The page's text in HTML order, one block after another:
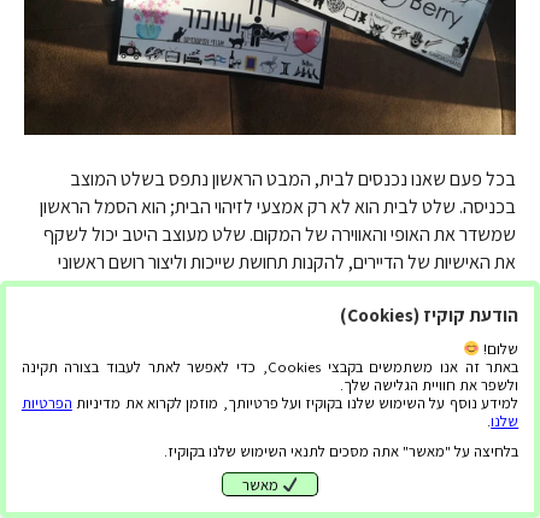
בכל פעם שאנו נכנסים לבית, המבט הראשון נתפס בשלט המוצב
בכניסה. שלט לבית הוא לא רק אמצעי לזיהוי הבית; הוא הסמל הראשון
שמשדר את האופי והאווירה של המקום. שלט מעוצב היטב יכול לשקף
את האישיות של הדיירים, להקנות תחושת שייכות וליצור רושם ראשוני
מדויק ומזמין. השלט לבית הוא פריט שמשלב בין אמנות ושימושיות. עם
עיצוב…
קרא עוד
הודעת קוקיז (Cookies)
שלום!
באתר זה אנו משתמשים בקבצי Cookies, כדי לאפשר לאתר לעבוד בצורה תקינה
ולשפר את חוויית הגלישה שלך.
למידע נוסף על השימוש שלנו בקוקיז ועל פרטיותך, מוזמן לקרוא את מדיניות הפרטיות
שלנו.
בלחיצה על "מאשר" אתה מסכים לתנאי השימוש שלנו בקוקיז.
מאשר